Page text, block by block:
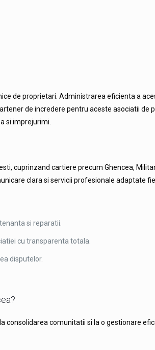
de proprietari. Administrarea eficienta a
de incredere pentru aceste asociatii de
si imprejurimi.
cuprinzand cartiere precum Ghencea,
clara si servicii profesionale adaptate
si reparatii.
cu transparenta totala.
disputelor.
consolidarea comunitatii si la o gestionare